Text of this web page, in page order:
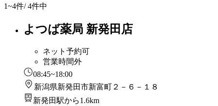
1~4件/ 4件中
よつば薬局 新発田店
ネット予約可
営業時間外
08:45~18:00
新潟県新発田市新富町２－６－１８
新発田駅から1.6km